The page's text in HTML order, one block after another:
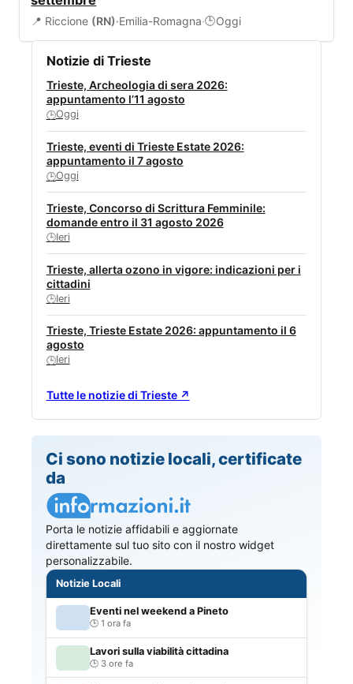
📍 Riccione (RN)·Emilia-Romagna·🕒Oggi
Notizie di Trieste
Trieste, Archeologia di sera 2026:
appuntamento l’11 agosto
🕒Oggi
Trieste, eventi di Trieste Estate 2026:
appuntamento il 7 agosto
🕒Oggi
Trieste, Concorso di Scrittura Femminile:
domande entro il 31 agosto 2026
🕒Ieri
Trieste, allerta ozono in vigore: indicazioni per i
cittadini
🕒Ieri
Trieste, Trieste Estate 2026: appuntamento il 6
agosto
🕒Ieri
Tutte le notizie di Trieste ↗
Ci sono notizie locali, certificate
da
Porta le notizie affidabili e aggiornate
direttamente sul tuo sito con il nostro widget
personalizzabile.
Notizie Locali
Eventi nel weekend a Pineto
1 ora fa
Lavori sulla viabilità cittadina
3 ore fa